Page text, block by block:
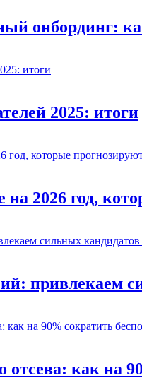
онбординг:
2025: итоги
на 2026 год,
привлекаем
отсева: как на